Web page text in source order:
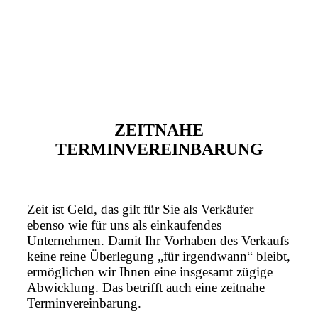
ZEITNAHE
TERMINVEREINBARUNG
Zeit ist Geld, das gilt für Sie als Verkäufer
ebenso wie für uns als einkaufendes
Unternehmen. Damit Ihr Vorhaben des Verkaufs
keine reine Überlegung „für irgendwann“ bleibt,
ermöglichen wir Ihnen eine insgesamt zügige
Abwicklung. Das betrifft auch eine zeitnahe
Terminvereinbarung.